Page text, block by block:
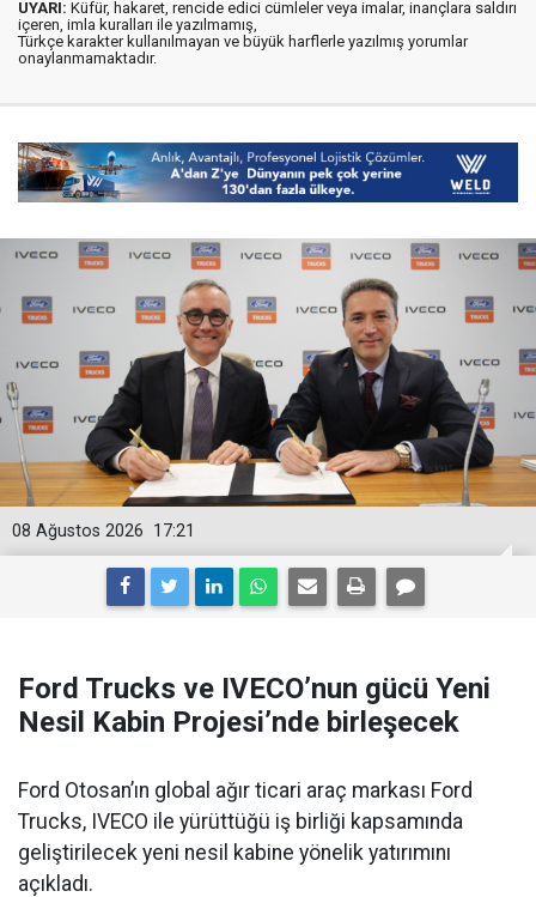
UYARI: Küfür, hakaret, rencide edici cümleler veya imalar, inançlara saldırı
içeren, imla kuralları ile yazılmamış,
Türkçe karakter kullanılmayan ve büyük harflerle yazılmış yorumlar
onaylanmamaktadır.
17:21
08 Ağustos 2026
Ford Trucks ve IVECO’nun gücü Yeni
Nesil Kabin Projesi’nde birleşecek
Ford Otosan’ın global ağır ticari araç markası Ford
Trucks, IVECO ile yürüttüğü iş birliği kapsamında
geliştirilecek yeni nesil kabine yönelik yatırımını
açıkladı.